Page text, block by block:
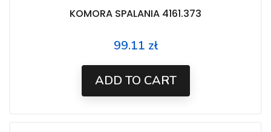
KOMORA SPALANIA 4161.373
Price
99.11 zł
ADD TO CART